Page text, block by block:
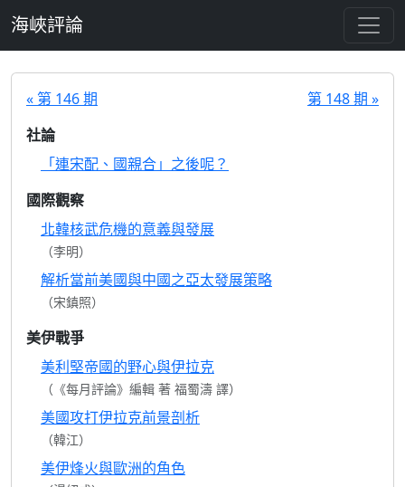
海峽評論
« 第 146 期
第 148 期 »
社論
「連宋配、國親合」之後呢？
國際觀察
北韓核武危機的意義與發展
（李明）
解析當前美國與中國之亞太發展策略
（宋鎮照）
美伊戰爭
美利堅帝國的野心與伊拉克
（《每月評論》編輯 著 福蜀濤 譯）
美國攻打伊拉克前景剖析
（韓江）
美伊烽火與歐洲的角色